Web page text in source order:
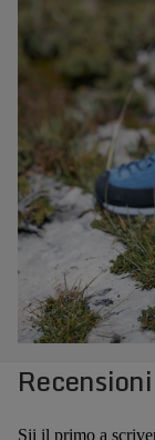
Sii il primo a